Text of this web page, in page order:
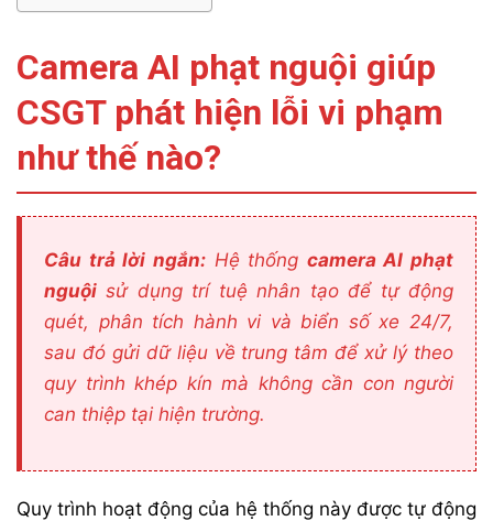
Camera AI phạt nguội giúp
CSGT phát hiện lỗi vi phạm
như thế nào?
Câu trả lời ngắn:Hệ thống camera AI phạt
nguội sử dụng trí tuệ nhân tạo để tự động
quét, phân tích hành vi và biển số xe 24/7,
sau đó gửi dữ liệu về trung tâm để xử lý theo
quy trình khép kín mà không cần con người
can thiệp tại hiện trường.
Quy trình hoạt động của hệ thống này được tự động